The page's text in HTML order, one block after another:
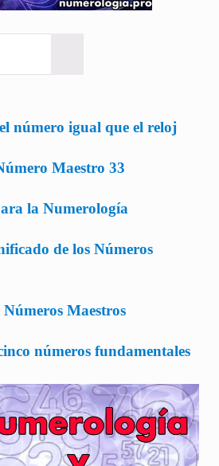
número igual que el reloj
Maestro 33
la Numerología
de los Números
Maestros
números fundamentales